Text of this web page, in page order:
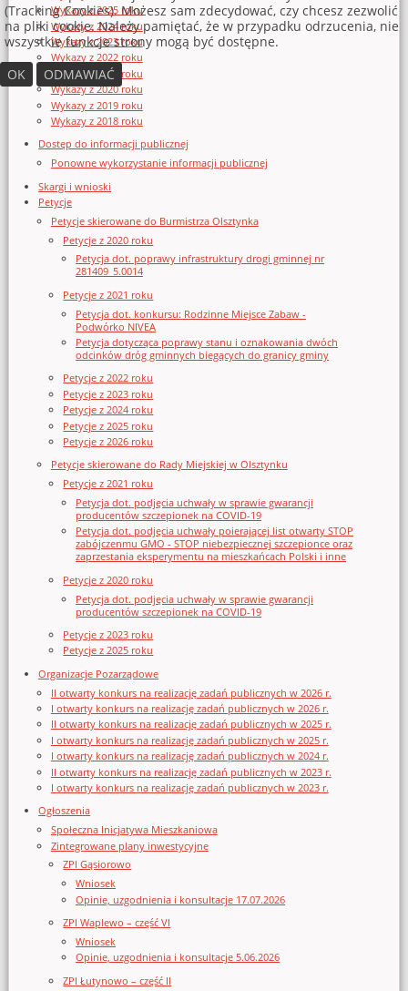
Wykazy z 2025 roku
Wykazy z 2024 roku
Wykazy z 2023 roku
Wykazy z 2022 roku
Wykazy z 2021 roku
Wykazy z 2020 roku
Wykazy z 2019 roku
Wykazy z 2018 roku
Dostęp do informacji publicznej
Ponowne wykorzystanie informacji publicznej
Skargi i wnioski
Petycje
Petycje skierowane do Burmistrza Olsztynka
Petycje z 2020 roku
Petycja dot. poprawy infrastruktury drogi gminnej nr
281409_5.0014
Petycje z 2021 roku
Petycja dot. konkursu: Rodzinne Miejsce Zabaw -
Podwórko NIVEA
Petycja dotycząca poprawy stanu i oznakowania dwóch
odcinków dróg gminnych biegących do granicy gminy
Petycje z 2022 roku
Petycje z 2023 roku
Petycje z 2024 roku
Petycje z 2025 roku
Petycje z 2026 roku
Petycje skierowane do Rady Miejskiej w Olsztynku
Petycje z 2021 roku
Petycja dot. podjęcia uchwały w sprawie gwarancji
producentów szczepionek na COVID-19
Petycja dot. podjęcia uchwały poierającej list otwarty STOP
zabójczenmu GMO - STOP niebezpiecznej szczepionce oraz
zaprzestania eksperymentu na mieszkańcach Polski i inne
Petycje z 2020 roku
Petycja dot. podjęcia uchwały w sprawie gwarancji
producentów szczepionek na COVID-19
Petycje z 2023 roku
Petycje z 2025 roku
Organizacje Pozarządowe
II otwarty konkurs na realizację zadań publicznych w 2026 r.
I otwarty konkurs na realizację zadań publicznych w 2026 r.
II otwarty konkurs na realizację zadań publicznych w 2025 r.
I otwarty konkurs na realizację zadań publicznych w 2025 r.
I otwarty konkurs na realizację zadań publicznych w 2024 r.
II otwarty konkurs na realizację zadań publicznych w 2023 r.
I otwarty konkurs na realizację zadań publicznych w 2023 r.
Ogłoszenia
Społeczna Inicjatywa Mieszkaniowa
Zintegrowane plany inwestycyjne
ZPI Gąsiorowo
Wniosek
Opinie, uzgodnienia i konsultacje 17.07.2026
ZPI Waplewo – część VI
Wniosek
Opinie, uzgodnienia i konsultacje 5.06.2026
ZPI Łutynowo – część II
(Tracking Cookies). Możesz sam zdecydować, czy chcesz zezwolić
na pliki cookie. Należy pamiętać, że w przypadku odrzucenia, nie
wszystkie funkcje strony mogą być dostępne.
OK
ODMAWIAĆ